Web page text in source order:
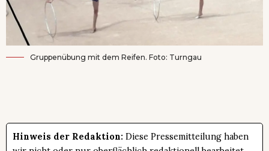
Gruppenübung mit dem Reifen. Foto: Turngau
Hinweis der Redaktion: Diese Pressemitteilung haben